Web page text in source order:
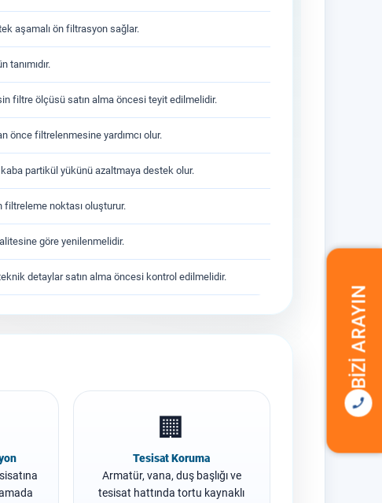
aşamalı ön filtrasyon sağlar.
tanımıdır.
filtre ölçüsü satın alma öncesi teyit edilmelidir.
önce filtrelenmesine yardımcı olur.
partikül yükünü azaltmaya destek olur.
filtreleme noktası oluşturur.
göre yenilenmelidir.
detaylar satın alma öncesi kontrol edilmelidir.
🏢
Tesisat Koruma
Armatür, vana, duş başlığı ve
tesisat hattında tortu kaynaklı
BIZI ARAYIN